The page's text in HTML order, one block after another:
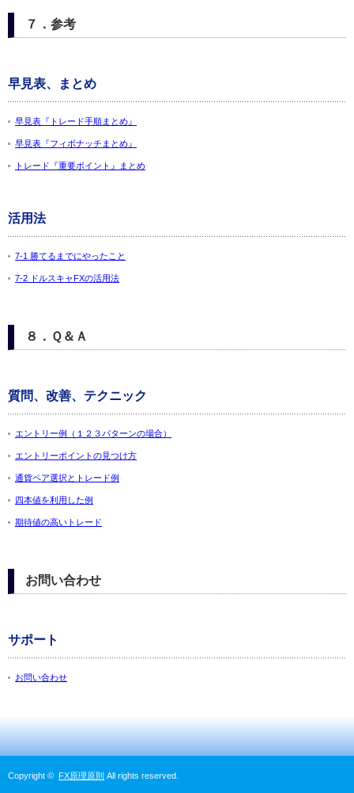
７．参考
早見表、まとめ
早見表『トレード手順まとめ』
早見表『フィボナッチまとめ』
トレード『重要ポイント』まとめ
活用法
7-1 勝てるまでにやったこと
7-2 ドルスキャFXの活用法
８．Ｑ＆Ａ
質問、改善、テクニック
エントリー例（１２３パターンの場合）
エントリーポイントの見つけ方
通貨ペア選択とトレード例
四本値を利用した例
期待値の高いトレード
お問い合わせ
サポート
お問い合わせ
Copyright © FX原理原則 All rights reserved.